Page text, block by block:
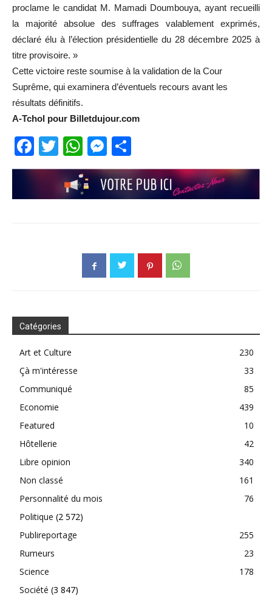
proclame le candidat M. Mamadi Doumbouya, ayant recueilli
la majorité absolue des suffrages valablement exprimés,
déclaré élu à l’élection présidentielle du 28 décembre 2025 à
titre provisoire. »
Cette victoire reste soumise à la validation de la Cour
Suprême, qui examinera d’éventuels recours avant les
résultats définitifs.
A-Tchol pour Billetdujour.com
Facebook
TwitterWhatsApp
Messenger
Catégories
Art et Culture
230
Çà m'intéresse
33
Communiqué
85
Economie
439
Featured
10
Hôtellerie
42
Libre opinion
340
Non classé
161
Personnalité du mois
76
Politique (2 572)
Publireportage
255
Rumeurs
23
Science
178
Société (3 847)